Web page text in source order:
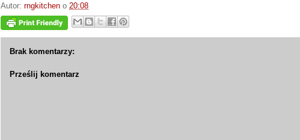
Autor: rngkitchen o 20:08
Brak komentarzy:
Prześlij komentarz